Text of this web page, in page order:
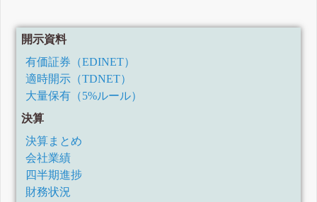
開示資料
有価証券（EDINET）
適時開示（TDNET）
大量保有（5%ルール）
決算
決算まとめ
会社業績
四半期進捗
財務状況